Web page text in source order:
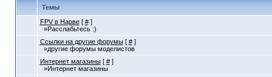
Темы
FPV в Нарве[ #]
»Расслабьтесь :)
Ссылки на другие форумы[ #]
»другие форумы моделистов
Интернет магазины[ #]
»Интернет магазины